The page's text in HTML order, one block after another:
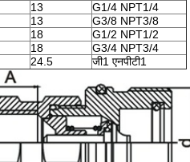
13
G1/4 NPT1/4
13
G3/8 NPT3/8
18
G1/2 NPT1/2
18
G3/4 NPT3/4
24.5 जी1 एनपीटी1